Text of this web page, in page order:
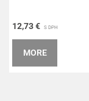
12,73 € S DPH
MORE